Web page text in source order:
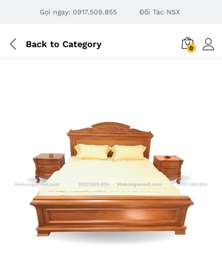
Gọi ngay: 0917.509.855 Đối Tác NSX
Back to Category 0